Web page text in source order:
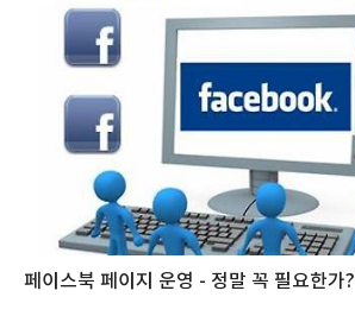
페이스북 페이지 운영 - 정말 꼭 필요한가?